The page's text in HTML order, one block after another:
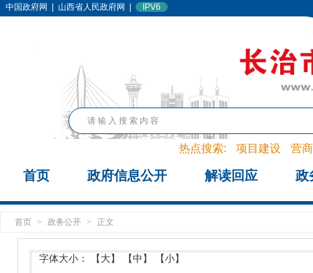
中国政府网 山西省人民政府网 IPV6
热点搜索: 项目建设 营
首页 政府信息公开 解读回应 政
首页 > 政务公开 > 正文
字体大小： 【大】 【中】 【小】